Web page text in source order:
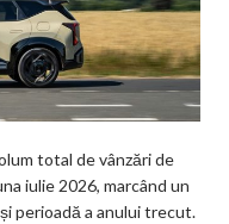
total de vânzări de
iulie 2026, marcând un
perioadă a anului trecut.